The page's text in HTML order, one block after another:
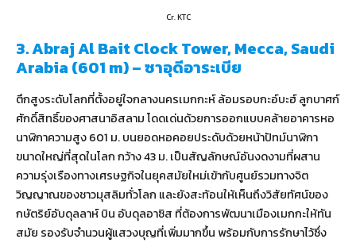
Cr. KTC
3. Abraj Al Bait Clock Tower, Mecca, Saudi
Arabia (601 m) – ซาอุดีอาระเบีย
ตึกสูงระดับโลกที่ตั้งอยู่ใจกลางนครเมกกะห์ ล้อมรอบกะอ์บะฮ์ ลูกบาศก์
ศักดิ์สิทธิ์ของศาสนาอิสลาม โดดเด่นด้วยการออกแบบคล้ายอาคารหอ
นาฬิกาความสูง 601 ม. บนยอดหอคอยประดับด้วยหน้าปัทม์นาฬิกา
ขนาดใหญ่ที่สุดในโลก กว้าง 43 ม. เป็นสัญลักษณ์อันงดงามที่ผสาน
ความรุ่งเรืองทางเศรษฐกิจในยุคสมัยใหม่เข้ากับศูนย์รวมทางจิต
วิญญาณของชาวมุสลิมทั่วโลก และยังสะท้อนให้เห็นถึงวิสัยทัศน์ของ
กษัตริย์อับดุลลาห์ บิน อับดุลอาซิส ที่ต้องการพัฒนาเมืองเมกกะให้ทัน
สมัย รองรับจำนวนผู้แสวงบุญที่เพิ่มมากขึ้น พร้อมกับการรักษาไว้ซึ่ง